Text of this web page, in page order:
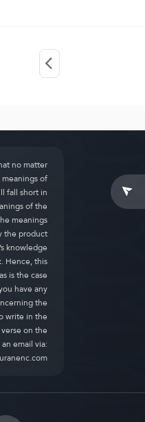
no matter
of
fall short in
of the
meanings
the product
knowledge
Hence, this
is the case
have any
the
write in the
on the
email via: